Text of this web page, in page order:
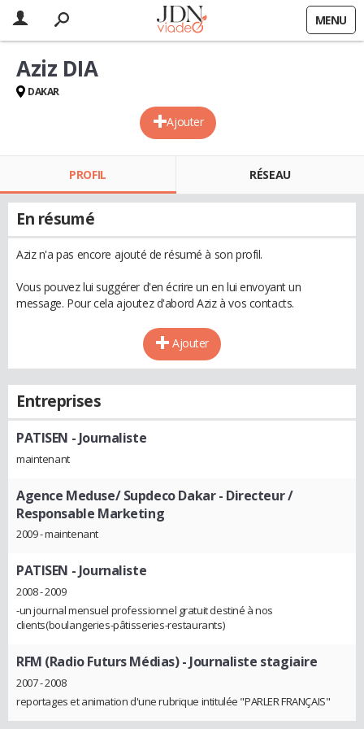
MENU
Ajouter
Aziz DIA
DAKAR
PROFIL RÉSEAU
En résumé
Aziz n'a pas encore ajouté de résumé à son profil.
Vous pouvez lui suggérer d'en écrire un en lui envoyant un
message. Pour cela ajoutez d'abord Aziz à vos contacts.
Ajouter
Entreprises
PATISEN - Journaliste
maintenant
Agence Meduse/ Supdeco Dakar- Directeur /
Responsable Marketing
2009 - maintenant
PATISEN - Journaliste
2008 - 2009
-un journal mensuel professionnel gratuit destiné à nos
clients(boulangeries-pâtisseries-restaurants)
RFM (Radio Futurs Médias)- Journaliste stagiaire
2007 - 2008
reportages et animation d'une rubrique intitulée "PARLER FRANÇAIS"